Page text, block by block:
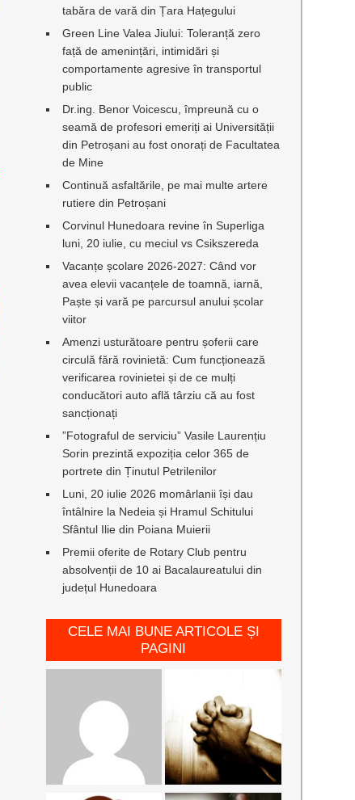
tabăra de vară din Țara Hațegului
Green Line Valea Jiului: Toleranță zero
față de amenințări, intimidări și
comportamente agresive în transportul
public
Dr.ing. Benor Voicescu, împreună cu o
seamă de profesori emeriți ai Universității
din Petroșani au fost onorați de Facultatea
de Mine
Continuă asfaltările, pe mai multe artere
rutiere din Petroșani
Corvinul Hunedoara revine în Superliga
luni, 20 iulie, cu meciul vs Csikszereda
Vacanțe școlare 2026-2027: Când vor
avea elevii vacanțele de toamnă, iarnă,
Paște și vară pe parcursul anului școlar
viitor
Amenzi usturătoare pentru șoferii care
circulă fără rovinietă: Cum funcționează
verificarea rovinietei și de ce mulți
conducători auto află târziu că au fost
sancționați
”Fotograful de serviciu” Vasile Laurențiu
Sorin prezintă expoziția celor 365 de
portrete din Ținutul Petrilenilor
Luni, 20 iulie 2026 momârlanii își dau
întâlnire la Nedeia și Hramul Schitului
Sfântul Ilie din Poiana Muierii
Premii oferite de Rotary Club pentru
absolvenții de 10 ai Bacalaureatului din
județul Hunedoara
CELE MAI BUNE ARTICOLE ȘI
PAGINI